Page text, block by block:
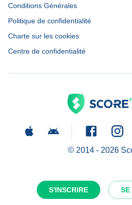
S'INSCRIRE SE
Conditions Générales
Politique de confidentialité
Charte sur les cookies
Centre de confidentialité
© 2014 - 2026